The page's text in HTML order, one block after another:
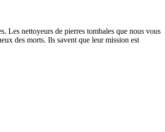
Les nettoyeurs de pierres tombales que nous vous
des morts. Ils savent que leur mission est